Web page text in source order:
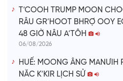
T’COOH TRUMP MOON
RÂU GR’HOOT BHRỢ OOY
48 GIỜ NÂU A’TÔH
06/08/2026
HUẾ: MOONG ÂNG MANƯIH
NĂC K’KIR LỊCH SỬ